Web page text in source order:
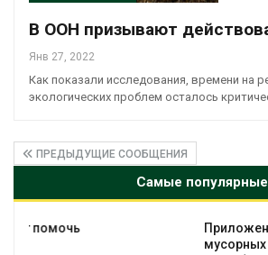
В ООН призывают
Янв 27, 2022
Как показали исследования, времени на
экологических проблем осталось
ПРЕДЫДУЩИЕ СООБЩЕНИЯ
Самые популярные
Приложение
мусорных площадок